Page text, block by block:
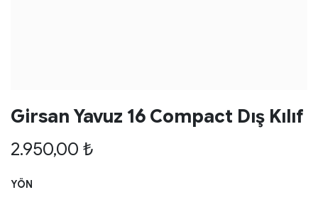
Girsan Yavuz 16 Compact Dış Kılıf
2.950,00 ₺
YÖN